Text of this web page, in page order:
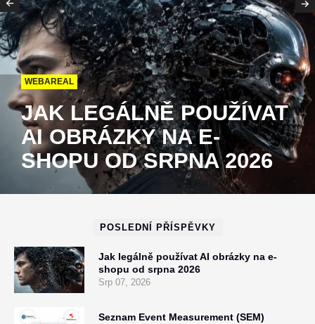
WEBAREAL
JAK LEGÁLNĚ POUŽÍVAT
AI OBRÁZKY NA E-
SHOPU OD SRPNA 2026
POSLEDNÍ PŘÍSPĚVKY
Jak legálně používat AI obrázky na e-
shopu od srpna 2026
Srp 07, 2026
Seznam Event Measurement (SEM)